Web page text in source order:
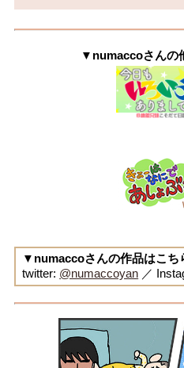
▼numaccoさんの
▼numaccoさんの作品はこち
twitter: @numaccoyan ／